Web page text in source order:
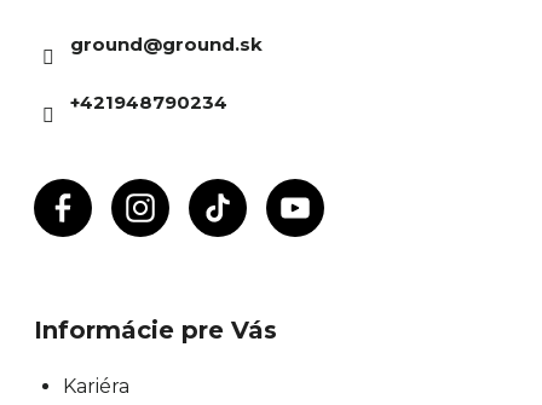
ground@ground.sk
+421948790234
Informácie pre Vás
Kariéra